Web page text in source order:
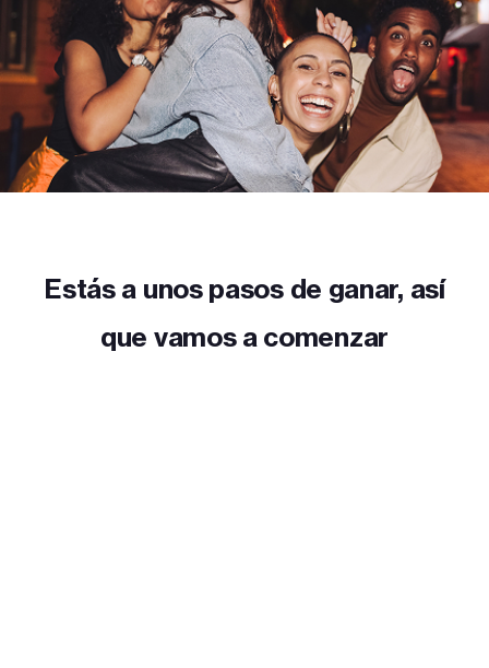
Estás a unos pasos de ganar, así
que vamos a comenzar